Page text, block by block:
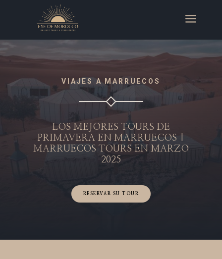
a
VIAJES A MARRUECOS
LOS MEJORES TOURS DE
PRIMAVERA EN MARRUECOS |
MARRUECOS TOURS EN MARZO
2025
RESERVAR SU TOUR